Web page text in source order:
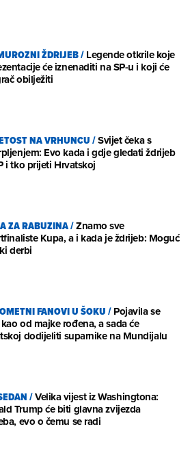
ŽDRIJEB/Legende otkrile koje
će iznenaditi na SP-u i koji će
obilježiti
NA VRHUNCU/Svijet čeka s
Evo kada i gdje gledati ždrijeb
i tko prijeti Hrvatskoj
ZA RABUZINA/Znamo sve
Kupa, a i kada je ždrijeb: Moguć
derbi
FANOVI U ŠOKU/Pojavila se
od majke rođena, a sada će
dodijeliti suparnike na Mundijalu
/Velika vijest iz Washingtona:
Trump će biti glavna zvijezda
evo o čemu se radi